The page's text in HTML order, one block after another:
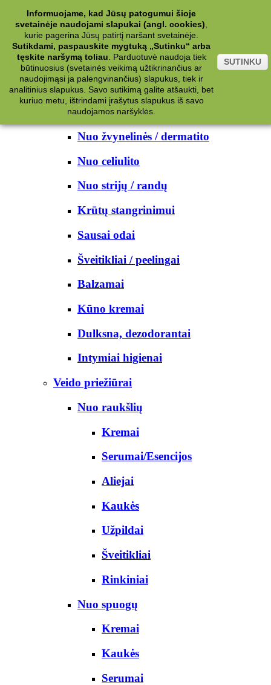
Kategorijos
Kosmetika
Kūno priežiūrai
Nuo prakaito
Kūno prausikliai
Nuo žvynelinės / dermatito
Nuo celiulito
Nuo strijų / randų
Krūtų stangrinimui
Sausai odai
Šveitikliai / peelingai
Balzamai
Kūno kremai
Dulksna, dezodorantai
Intymiai higienai
Veido priežiūrai
Nuo raukšlių
Kremai
Serumai/Esencijos
Aliejai
Kaukės
Užpildai
Šveitikliai
Rinkiniai
Nuo spuogų
Kremai
Kaukės
Serumai
Informuojame, kad Jūsų patogumui šioje
svetainėje naudojami slapukai (angl. cookies)
kurie pagerina Jūsų patirtį naršant svetainėje.
Sutikdami, paspauskite mygtuką „Sutinku“ arba
tęskite naršymą toliau
Parduotuvė naudoja tiek
būtinuosius (svetainės veikimą užtikrinančius ar
naudojimąsi ja palengvinančius) slapukus, tiek ir
analitinius slapukus. Savo sutikimą galite atšaukti, bet
kuriuo metu, ištrindami įrašytus slapukus iš savo
naudojamos naršyklės.
SUTINKU